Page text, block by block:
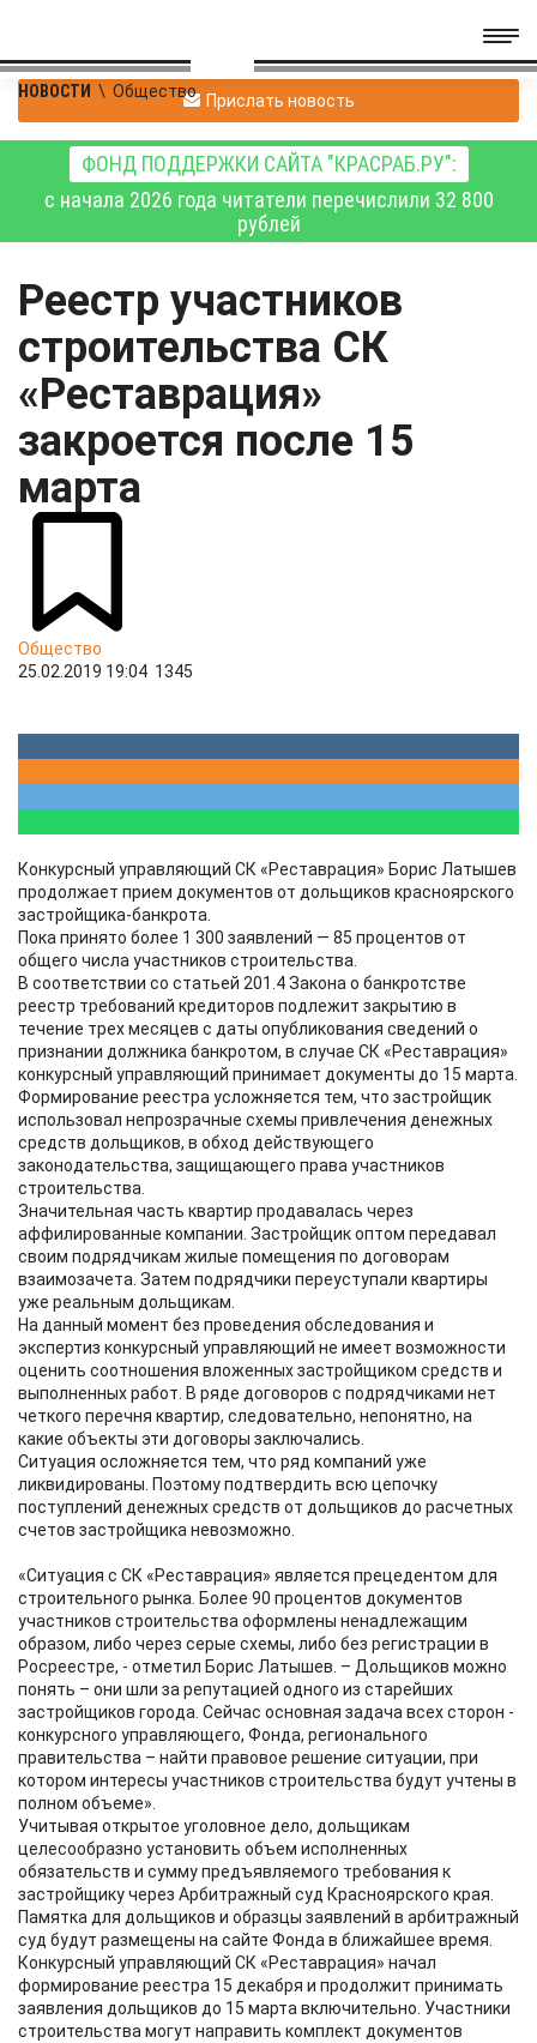
НОВОСТИ \ Общество Прислать новость
ФОНД ПОДДЕРЖКИ САЙТА "КРАСРАБ.РУ":
с начала 2026 года читатели перечислили 32 800
рублей
Реестр участников
строительства СК
«Реставрация»
закроется после 15
марта
Общество
25.02.2019 19:04 1345
Конкурсный управляющий СК «Реставрация» Борис Латышев
продолжает прием документов от дольщиков красноярского
застройщика-банкрота.
Пока принято более 1 300 заявлений — 85 процентов от
общего числа участников строительства.
В соответствии со статьей 201.4 Закона о банкротстве
реестр требований кредиторов подлежит закрытию в
течение трех месяцев с даты опубликования сведений о
признании должника банкротом, в случае СК «Реставрация»
конкурсный управляющий принимает документы до 15 марта.
Формирование реестра усложняется тем, что застройщик
использовал непрозрачные схемы привлечения денежных
средств дольщиков, в обход действующего
законодательства, защищающего права участников
строительства.
Значительная часть квартир продавалась через
аффилированные компании. Застройщик оптом передавал
своим подрядчикам жилые помещения по договорам
взаимозачета. Затем подрядчики переуступали квартиры
уже реальным дольщикам.
На данный момент без проведения обследования и
экспертиз конкурсный управляющий не имеет возможности
оценить соотношения вложенных застройщиком средств и
выполненных работ. В ряде договоров с подрядчиками нет
четкого перечня квартир, следовательно, непонятно, на
какие объекты эти договоры заключались.
Ситуация осложняется тем, что ряд компаний уже
ликвидированы. Поэтому подтвердить всю цепочку
поступлений денежных средств от дольщиков до расчетных
счетов застройщика невозможно.
«Ситуация с СК «Реставрация» является прецедентом для
строительного рынка. Более 90 процентов документов
участников строительства оформлены ненадлежащим
образом, либо через серые схемы, либо без регистрации в
Росреестре, - отметил Борис Латышев. – Дольщиков можно
понять – они шли за репутацией одного из старейших
застройщиков города. Сейчас основная задача всех сторон -
конкурсного управляющего, Фонда, регионального
правительства – найти правовое решение ситуации, при
котором интересы участников строительства будут учтены в
полном объеме».
Учитывая открытое уголовное дело, дольщикам
целесообразно установить объем исполненных
обязательств и сумму предъявляемого требования к
застройщику через Арбитражный суд Красноярского края.
Памятка для дольщиков и образцы заявлений в арбитражный
суд будут размещены на сайте Фонда в ближайшее время.
Конкурсный управляющий СК «Реставрация» начал
формирование реестра 15 декабря и продолжит принимать
заявления дольщиков до 15 марта включительно. Участники
строительства могут направить комплект документов